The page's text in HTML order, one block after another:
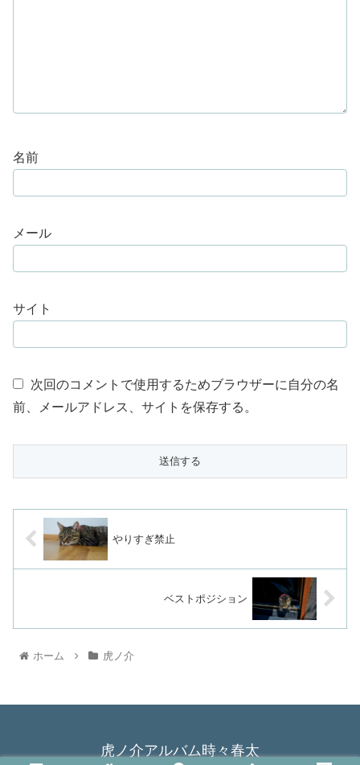
名前
メール
サイト
次回のコメントで使用するためブラウザーに自分の名
前、メールアドレス、サイトを保存する。
やりすぎ禁止
ベストポジション
ホーム 虎ノ介
虎ノ介アルバム時々春太